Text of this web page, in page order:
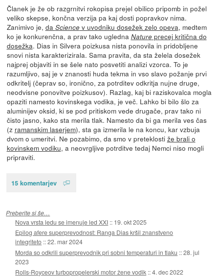
Članek je že ob razgrnitvi rokopisa prejel obilico pripomb in požel
veliko skepse, končna verzija pa kaj dosti popravkov nima.
Zanimivo je, da Sciencev uvodniku dosežek zelo opeva, medtem
ko je konkurenčna, a prav tako ugledna Natureprecej kritična do
dosežka. Dias in Silvera poizkusa nista ponovila in pridobljene
snovi nista karakterizirala. Sama pravita, da sta želela dosežek
najprej objaviti in se šele nato posvetiti analizi vzorca. To je
razumljivo, saj je v znanosti huda tekma in vso slavo požanje prvi
odkritelj (čeprav so, ironično, za potrditev odkritja nujne druge,
neodvisne ponovitve poizkusov). Razlag, kaj bi raziskovalca mogla
opaziti namesto kovinskega vodika, je več. Lahko bi bilo šlo za
aluminijev oksid, ki se pod pritiskom vede drugače, prav tako ni
čisto jasno, kako sta merila tlak. Namesto da bi ga merila ves čas
(z ramanskim laserjem), sta ga izmerila le na koncu, kar vzbuja
dvom o umeritvi. Ne pozabimo, da smo v preteklosti že brali o
kovinskem vodiku, a neovrgljive potrditve tedaj Nemci niso mogli
pripraviti.
15 komentarjev
Preberite si še…
Nova vrsta ledu se imenuje led XXI :: 19. okt 2025
Epilog afere superprevodnost: Ranga Dias kršil znanstveno
integriteto ::22. mar 2024
Morda so odkrili superprevodnik pri sobni temperaturi in tlaku ::28. jul
2023
Rolls-Royceov turbopropelerski motor žene vodik ::4. dec 2022